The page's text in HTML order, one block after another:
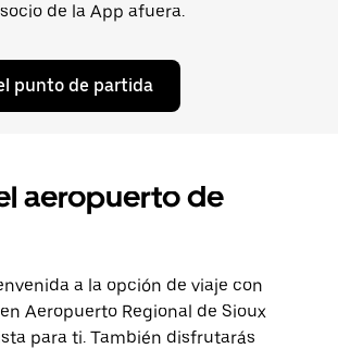
de la App afuera.
punto de partida
aeropuerto de
a la opción de viaje con
Aeropuerto Regional de Sioux
para ti. También disfrutarás